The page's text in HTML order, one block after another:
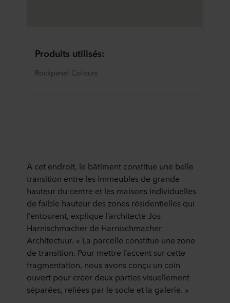
Produits utilisés:
Rockpanel Colours
À cet endroit, le bâtiment constitue une belle
transition entre les immeubles de grande
hauteur du centre et les maisons individuelles
de faible hauteur des zones résidentielles qui
l’entourent, explique l’architecte Jos
Harnischmacher de Harnischmacher
Architectuur. « La parcelle constitue une zone
de transition. Pour mettre l’accent sur cette
fragmentation, nous avons conçu un coin
ouvert pour créer deux parties visuellement
séparées, reliées par le socle et la galerie. »